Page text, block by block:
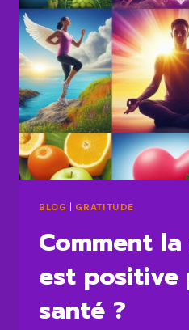
FORCE
MENTALE
?
BLOG | GRATITUDE
Comment
est
santé ?